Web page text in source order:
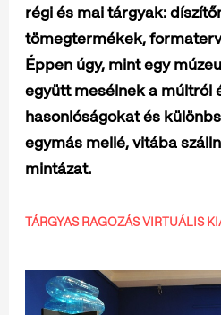
régi és mai tárgyak:
tömegtermékek,
Éppen úgy, mint egy
együtt mesélnek a múltról
hasonlóságokat és
egymás mellé, vitába
mintázat.
TÁRGYAS RAGOZÁS VIRTUÁLIS